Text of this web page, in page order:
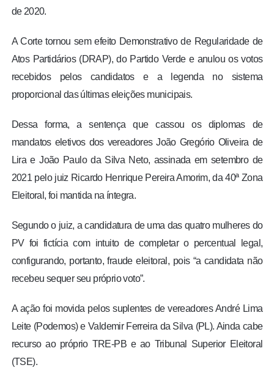
de 2020.
A Corte tornou sem efeito Demonstrativo de Regularidade de
Atos Partidários (DRAP), do Partido Verde e anulou os votos
recebidos pelos candidatos e a legenda no sistema
proporcional das últimas eleições municipais.
Dessa forma, a sentença que cassou os diplomas de
mandatos eletivos dos vereadores João Gregório Oliveira de
Lira e João Paulo da Silva Neto, assinada em setembro de
2021 pelo juiz Ricardo Henrique Pereira Amorim, da 40ª Zona
Eleitoral, foi mantida na íntegra.
Segundo o juiz, a candidatura de uma das quatro mulheres do
PV foi fictícia com intuito de completar o percentual legal,
configurando, portanto, fraude eleitoral, pois “a candidata não
recebeu sequer seu próprio voto”.
A ação foi movida pelos suplentes de vereadores André Lima
Leite (Podemos) e Valdemir Ferreira da Silva (PL). Ainda cabe
recurso ao próprio TRE-PB e ao Tribunal Superior Eleitoral
(TSE).